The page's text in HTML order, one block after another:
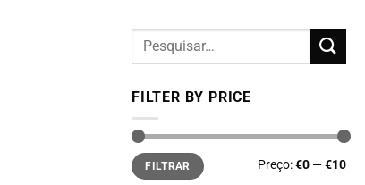
Pesquisar
FILTER BY PRICE
Preço
mínimo
Preço
máximo
FILTRAR Preço:€0 —€10